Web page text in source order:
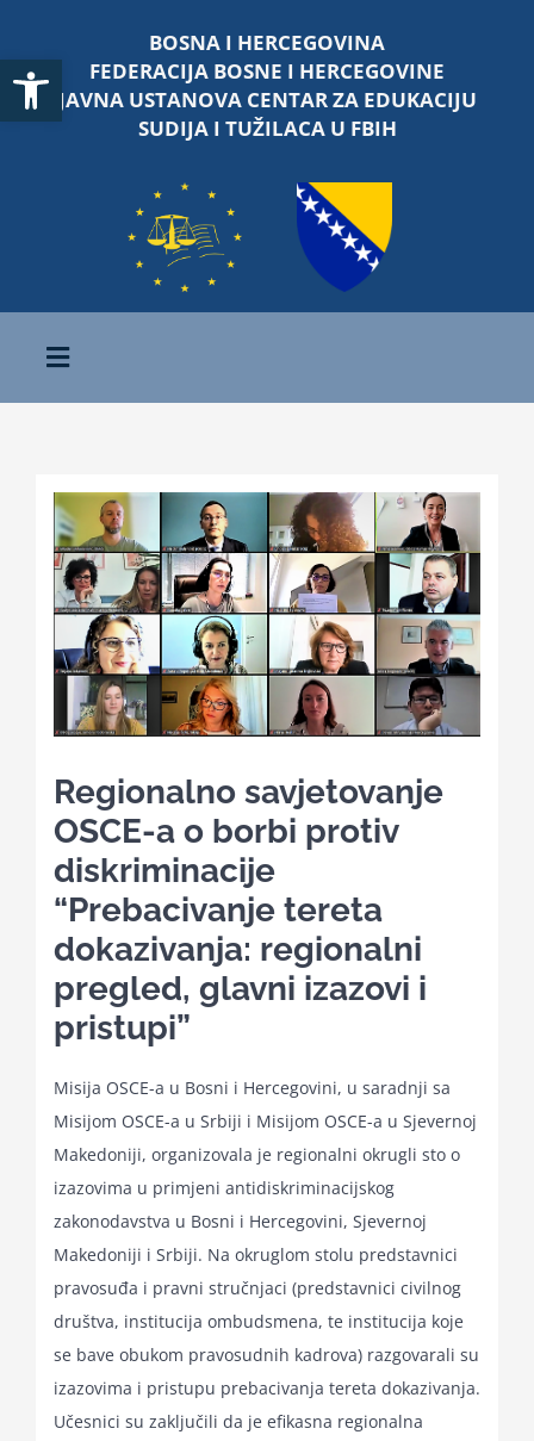
Open toolbar
content
BOSNA I HERCEGOVINA
FEDERACIJA BOSNE I HERCEGOVINE
JAVNA USTANOVA CENTAR ZA EDUKACIJU
SUDIJA I TUŽILACA U FBIH
Toggle
Navigation
O nama
Kalendar aktivnosti
Edukativni materijali
Projekti
Novosti
Kontakt
Regionalno savjetovanje
OSCE-a o borbi protiv
diskriminacije
“Prebacivanje tereta
dokazivanja: regionalni
pregled, glavni izazovi i
pristupi”
Misija OSCE-a u Bosni i Hercegovini, u saradnji sa
Misijom OSCE-a u Srbiji i Misijom OSCE-a u Sjevernoj
Makedoniji, organizovala je regionalni okrugli sto o
izazovima u primjeni antidiskriminacijskog
zakonodavstva u Bosni i Hercegovini, Sjevernoj
Makedoniji i Srbiji. Na okruglom stolu predstavnici
pravosuđa i pravni stručnjaci (predstavnici civilnog
društva, institucija ombudsmena, te institucija koje
se bave obukom pravosudnih kadrova) razgovarali su
izazovima i pristupu prebacivanja tereta dokazivanja.
Učesnici su zaključili da je efikasna regionalna